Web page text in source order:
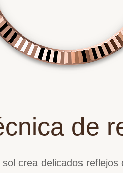
de
crea delicados reflejos